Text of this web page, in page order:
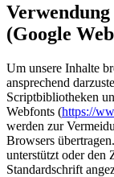
(Google
Um unsere Inhalte
ansprechend
Scriptbibliotheken
Webfonts (https://
werden zur
Browsers
unterstützt oder den
Standardschrift